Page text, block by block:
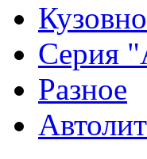
Серия
Разное